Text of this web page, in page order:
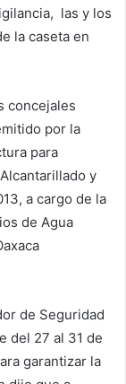
las y los
la caseta en
concejales
por la
para
y
a cargo de la
de Agua
de Seguridad
del 27 al 31 de
garantizar la